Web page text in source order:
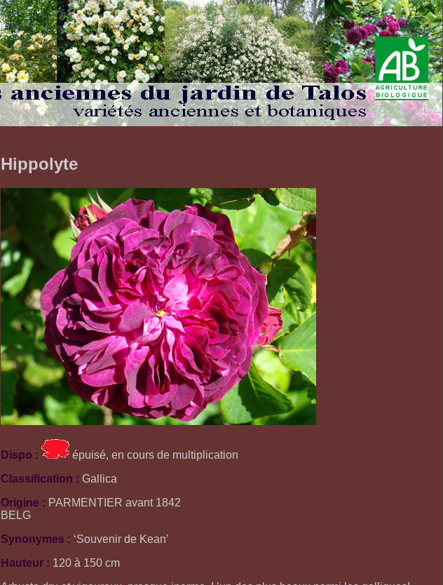
Hippolyte
Dispo :
épuisé, en cours de multiplication
Classification : Gallica
Origine : PARMENTIER avant 1842
BELG
Synonymes : ‘Souvenir de Kean’
Hauteur : 120 à 150 cm